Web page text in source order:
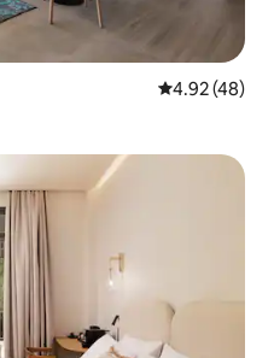
평점 4.92점(5
4.92 (48)